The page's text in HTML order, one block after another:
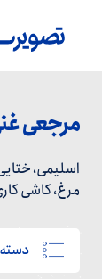
مرجعی
اسلیمی،
مرغ، کاشی